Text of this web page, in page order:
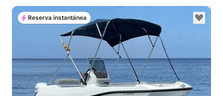
Reserva instantánea